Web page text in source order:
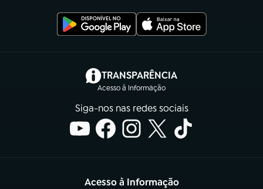
TRANSPARÊNCIA
Acesso à Informação
(abre em nova aba)
Siga-nos nas redes sociais
Acesso à Informação